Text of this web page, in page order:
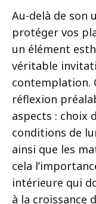
Au-delà de son
protéger vos
un élément
véritable
contemplation.
réflexion
aspects : choix
conditions de
ainsi que les
cela
intérieure qui
à la croissance